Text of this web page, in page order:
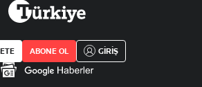
ABONE OL GİRİŞ